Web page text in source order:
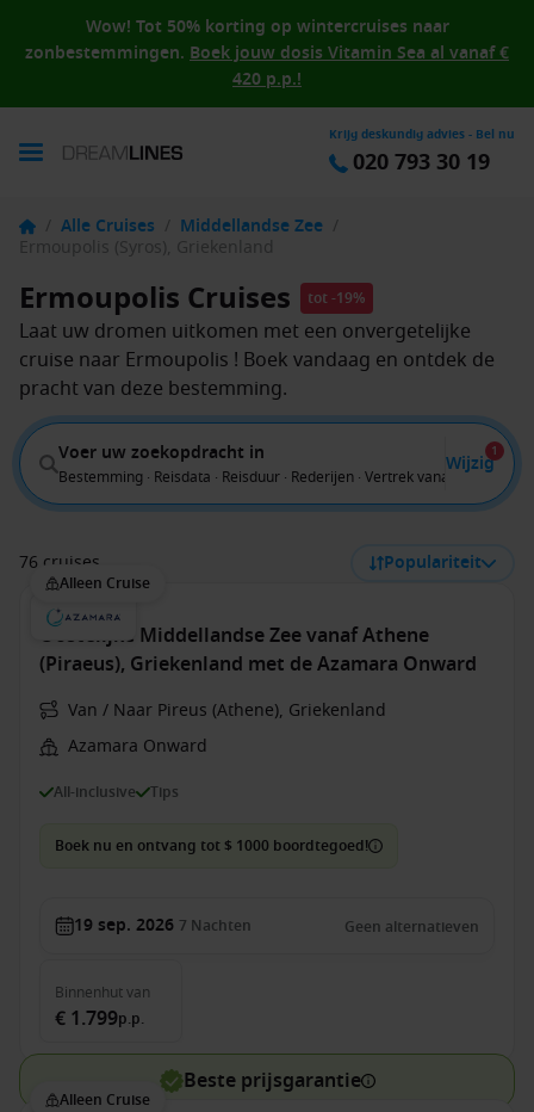
Wow! Tot 50% korting op wintercruises naar
zonbestemmingen. Boek jouw dosis Vitamin Sea al vanaf €
420 p.p.!
Krijg deskundig advies - Bel nu
020 793 30 19
/ Alle Cruises / Middellandse Zee /
Ermoupolis (Syros), Griekenland
Ermoupolis Cruises tot -19%
Laat uw dromen uitkomen met een onvergetelijke
cruise naar Ermoupolis ! Boek vandaag en ontdek de
pracht van deze bestemming.
Voer uw zoekopdracht in
Bestemming · Reisdata · Reisduur · Rederijen · Vertrek vanaf
Wijzig
1
76 cruises Populariteit
Alleen Cruise
Oostelijke Middellandse Zee vanaf Athene
(Piraeus), Griekenland met de Azamara Onward
Van / Naar Pireus (Athene), Griekenland
Azamara Onward
All-inclusive Tips
Boek nu en ontvang tot $ 1000 boordtegoed!
19 sep. 2026 7 Nachten Geen alternatieven
Binnenhutvan
€ 1.799p.p.
Beste prijsgarantie
Alleen Cruise